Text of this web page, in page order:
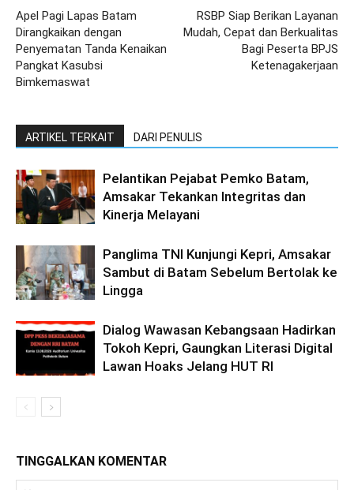
Apel Pagi Lapas Batam
Dirangkaikan dengan
Penyematan Tanda Kenaikan
Pangkat Kasubsi
Bimkemaswat
RSBP Siap Berikan Layanan
Mudah, Cepat dan Berkualitas
Bagi Peserta BPJS
Ketenagakerjaan
ARTIKEL TERKAIT DARI PENULIS
Pelantikan Pejabat Pemko Batam,
Amsakar Tekankan Integritas dan
Kinerja Melayani
Panglima TNI Kunjungi Kepri, Amsakar
Sambut di Batam Sebelum Bertolak ke
Lingga
Dialog Wawasan Kebangsaan Hadirkan
Tokoh Kepri, Gaungkan Literasi Digital
Lawan Hoaks Jelang HUT RI
TINGGALKAN KOMENTAR